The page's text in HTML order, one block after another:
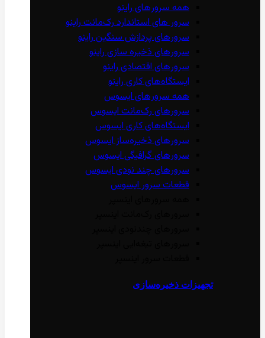
همه سرور‌های راینو
سرور ‌های استاندارد رک‌مانت راینو
سرور‌های پردازش سنگین راینو
سرور‌های ذخیره سازی راینو
سرور‌های اقتصادی راینو
ایستگاه‌های کاری راینو
همه سرور‌های ایسوس
سرور‌های رک‌مانت ایسوس
ایستگاه‌های کاری ایسوس
سرور‌های ذخیره‌ساز ایسوس
سرور‌های گرافیگی ایسوس
سرور‌های چند نودی ایسوس
قطعات سرور ایسوس
تجهیزات ذخیره‌سازی